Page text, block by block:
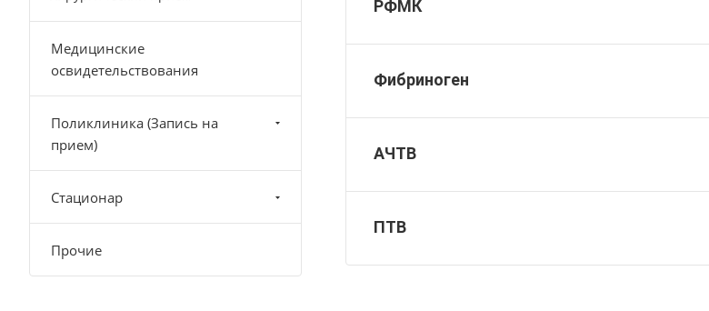
РФМК
Фибриноген
АЧТВ
ПТВ
Медицинские
освидетельствования
Поликлиника (Запись на
прием)
Стационар
Прочие